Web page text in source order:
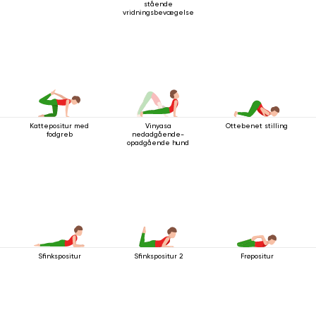
stående
vridningsbevægelse
Kattepositur med
fodgreb
Vinyasa
nedadgående-
opadgående hund
Ottebenet stilling
Sfinkspositur Sfinkspositur 2 Frøpositur